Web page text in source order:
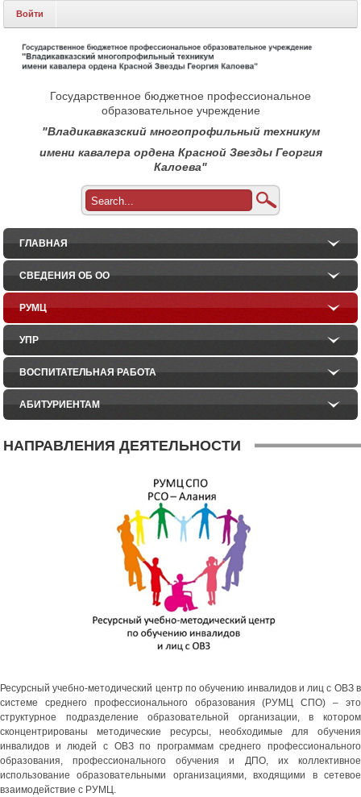
Государственное бюджетное профессиональное
образовательное учреждение
"Владикавказский многопрофильный техникум
имени кавалера ордена Красной Звезды Георгия
Калоева"
Войти
ГЛАВНАЯ
СВЕДЕНИЯ ОБ ОО
РУМЦ
УПР
ВОСПИТАТЕЛЬНАЯ РАБОТА
АБИТУРИЕНТАМ
НАПРАВЛЕНИЯ ДЕЯТЕЛЬНОСТИ
Ресурсный учебно-методический центр по обучению инвалидов и лиц с ОВЗ в
системе среднего профессионального образования (РУМЦ СПО) – это
структурное подразделение образовательной организации, в котором
сконцентрированы методические ресурсы, необходимые для обучения
инвалидов и людей с ОВЗ по программам среднего профессионального
образования, профессионального обучения и ДПО, их коллективное
использование образовательными организациями, входящими в сетевое
взаимодействие с РУМЦ.